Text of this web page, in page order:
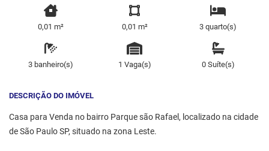
0,01 m² 0,01 m² 3 quarto(s)
3 banheiro(s) 1 Vaga(s) 0 Suíte(s)
DESCRIÇÃO DO IMÓVEL
Casa para Venda no bairro Parque são Rafael, localizado na cidade
de São Paulo SP, situado na zona Leste.